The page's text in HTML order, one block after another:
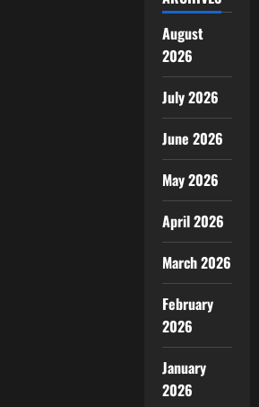
August
2026
July 2026
June 2026
May 2026
April 2026
March 2026
February
2026
January
2026